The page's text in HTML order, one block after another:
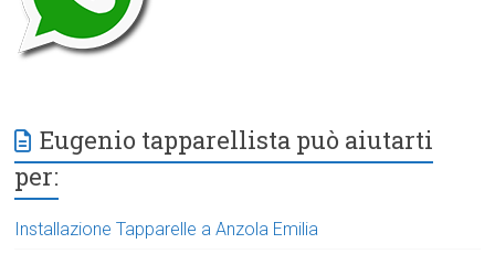
Eugenio tapparellista può aiutarti
per:
Installazione Tapparelle a Anzola Emilia